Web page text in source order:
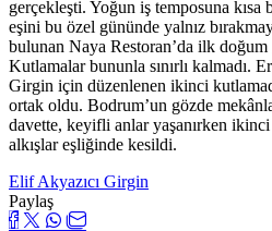
gerçekleşti. Yoğun iş temposuna
eşini bu özel gününde yalnız
bulunan Naya Restoran’da ilk doğum
Kutlamalar bununla sınırlı kalmadı.
Girgin için düzenlenen ikinci
ortak oldu. Bodrum’un gözde
davette, keyifli anlar yaşanırken ikinci
alkışlar eşliğinde kesildi.
Elif Akyazıcı Girgin
Paylaş